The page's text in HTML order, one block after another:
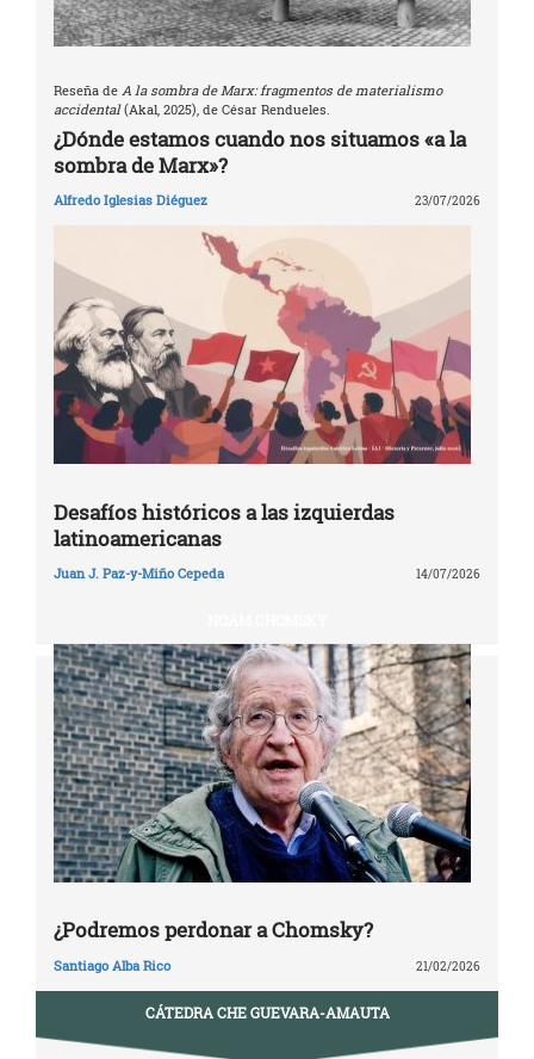
Reseña de A la sombra de Marx: fragmentos de materialismo
accidental(Akal, 2025), de César Rendueles.
¿Dónde estamos cuando nos situamos «a la
sombra de Marx»?
Alfredo Iglesias Diéguez 23/07/2026
Desafíos históricos a las izquierdas
latinoamericanas
Juan J. Paz-y-Miño Cepeda 14/07/2026
¿Podremos perdonar a Chomsky?
Santiago Alba Rico 21/02/2026
CÁTEDRA CHE GUEVARA-AMAUTA